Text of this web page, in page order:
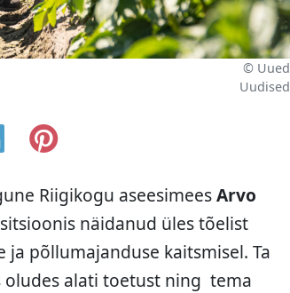
© Uued
Uudised
Riigikogu aseesimeesArvo
näidanud üles tõelist
põllumajanduse kaitsmisel. Ta
oludes alati toetust ning tema